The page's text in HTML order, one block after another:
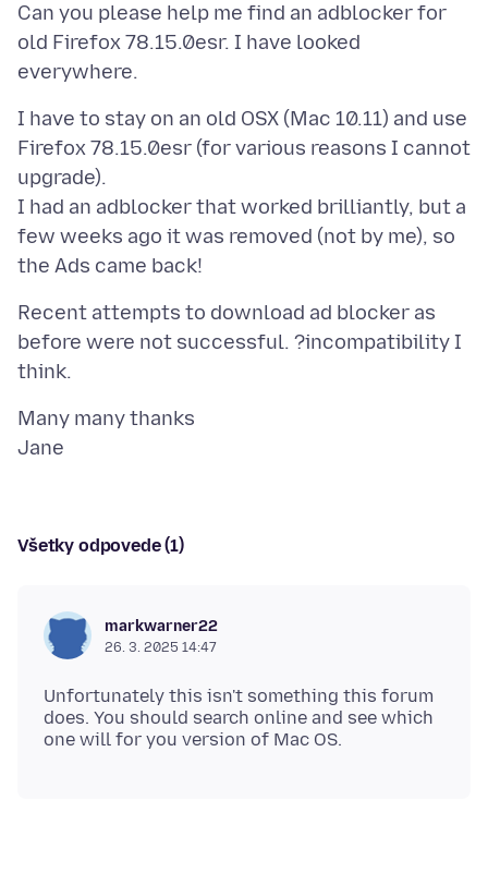
Can you please help me find an adblocker for
old Firefox 78.15.0esr. I have looked
I have to stay on an old OSX (Mac 10.11) and use
Firefox 78.15.0esr (for various reasons I cannot
upgrade).
I had an adblocker that worked brilliantly, but a
few weeks ago it was removed (not by me), so
Recent attempts to download ad blocker as
before were not successful. ?incompatibility I
Many many thanks
Všetky odpovede (1)
markwarner22
26. 3. 2025 14:47
Unfortunately this isn't something this forum
does. You should search online and see which